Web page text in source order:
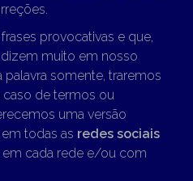
provocativas e que,
muito em nosso
somente, traremos
caso de termos ou
uma versão
todas as redes sociais
cada rede e/ou com